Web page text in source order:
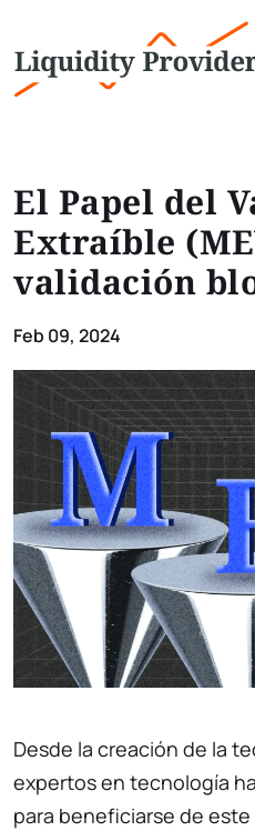
El Papel del
Extraíble
validación
Feb 09, 2024
Desde la creación de la
expertos en tecnología
para beneficiarse de